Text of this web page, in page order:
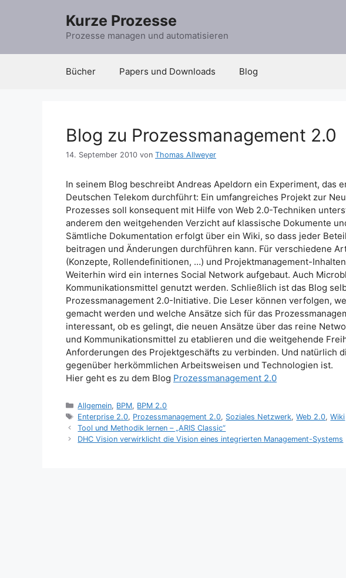
Kurze Prozesse
Prozesse managen und automatisieren
Bücher Papers und Downloads Blog
Blog zu Prozessmanagement 2.0
14. September 2010 von Thomas Allweyer
In seinem Blog beschreibt Andreas Apeldorn ein Experiment, das
Deutschen Telekom durchführt: Ein umfangreiches Projekt zur
Prozesses soll konsequent mit Hilfe von Web 2.0-Techniken
anderem den weitgehenden Verzicht auf klassische Dokumente
Sämtliche Dokumentation erfolgt über ein Wiki, so dass jeder
beitragen und Änderungen durchführen kann. Für verschiedene
(Konzepte, Rollendefinitionen, …) und Projektmanagement-
Weiterhin wird ein internes Social Network aufgebaut. Auch
Kommunikationsmittel genutzt werden. Schließlich ist das Blog
Prozessmanagement 2.0-Initiative. Die Leser können verfolgen,
gemacht werden und welche Ansätze sich für das
interessant, ob es gelingt, die neuen Ansätze über das reine
und Kommunikationsmittel zu etablieren und die weitgehende
Anforderungen des Projektgeschäfts zu verbinden. Und natürlich
gegenüber herkömmlichen Arbeitsweisen und Technologien ist.
Hier geht es zu dem Blog Prozessmanagement 2.0
Kategorien
Allgemein, BPM, BPM 2.0
Schlagwörter
Enterprise 2.0, Prozessmanagement 2.0, Soziales Netzwerk,Web 2.0,Wiki
Tool und Methodik lernen – „ARIS Classic“
DHC Vision verwirklicht die Vision eines integrierten Management-Systems